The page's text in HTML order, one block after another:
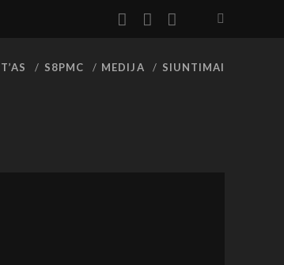
facebook
youtube
S8PMC MEDIJA SIUNTIMAI